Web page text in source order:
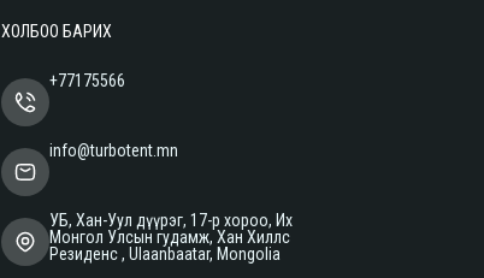
ХОЛБОО БАРИХ
+77175566
info@turbotent.mn
УБ, Хан-Уул дүүрэг, 17-р хороо, Их
Монгол Улсын гудамж, Хан Хиллс
Резиденс , Ulaanbaatar, Mongolia